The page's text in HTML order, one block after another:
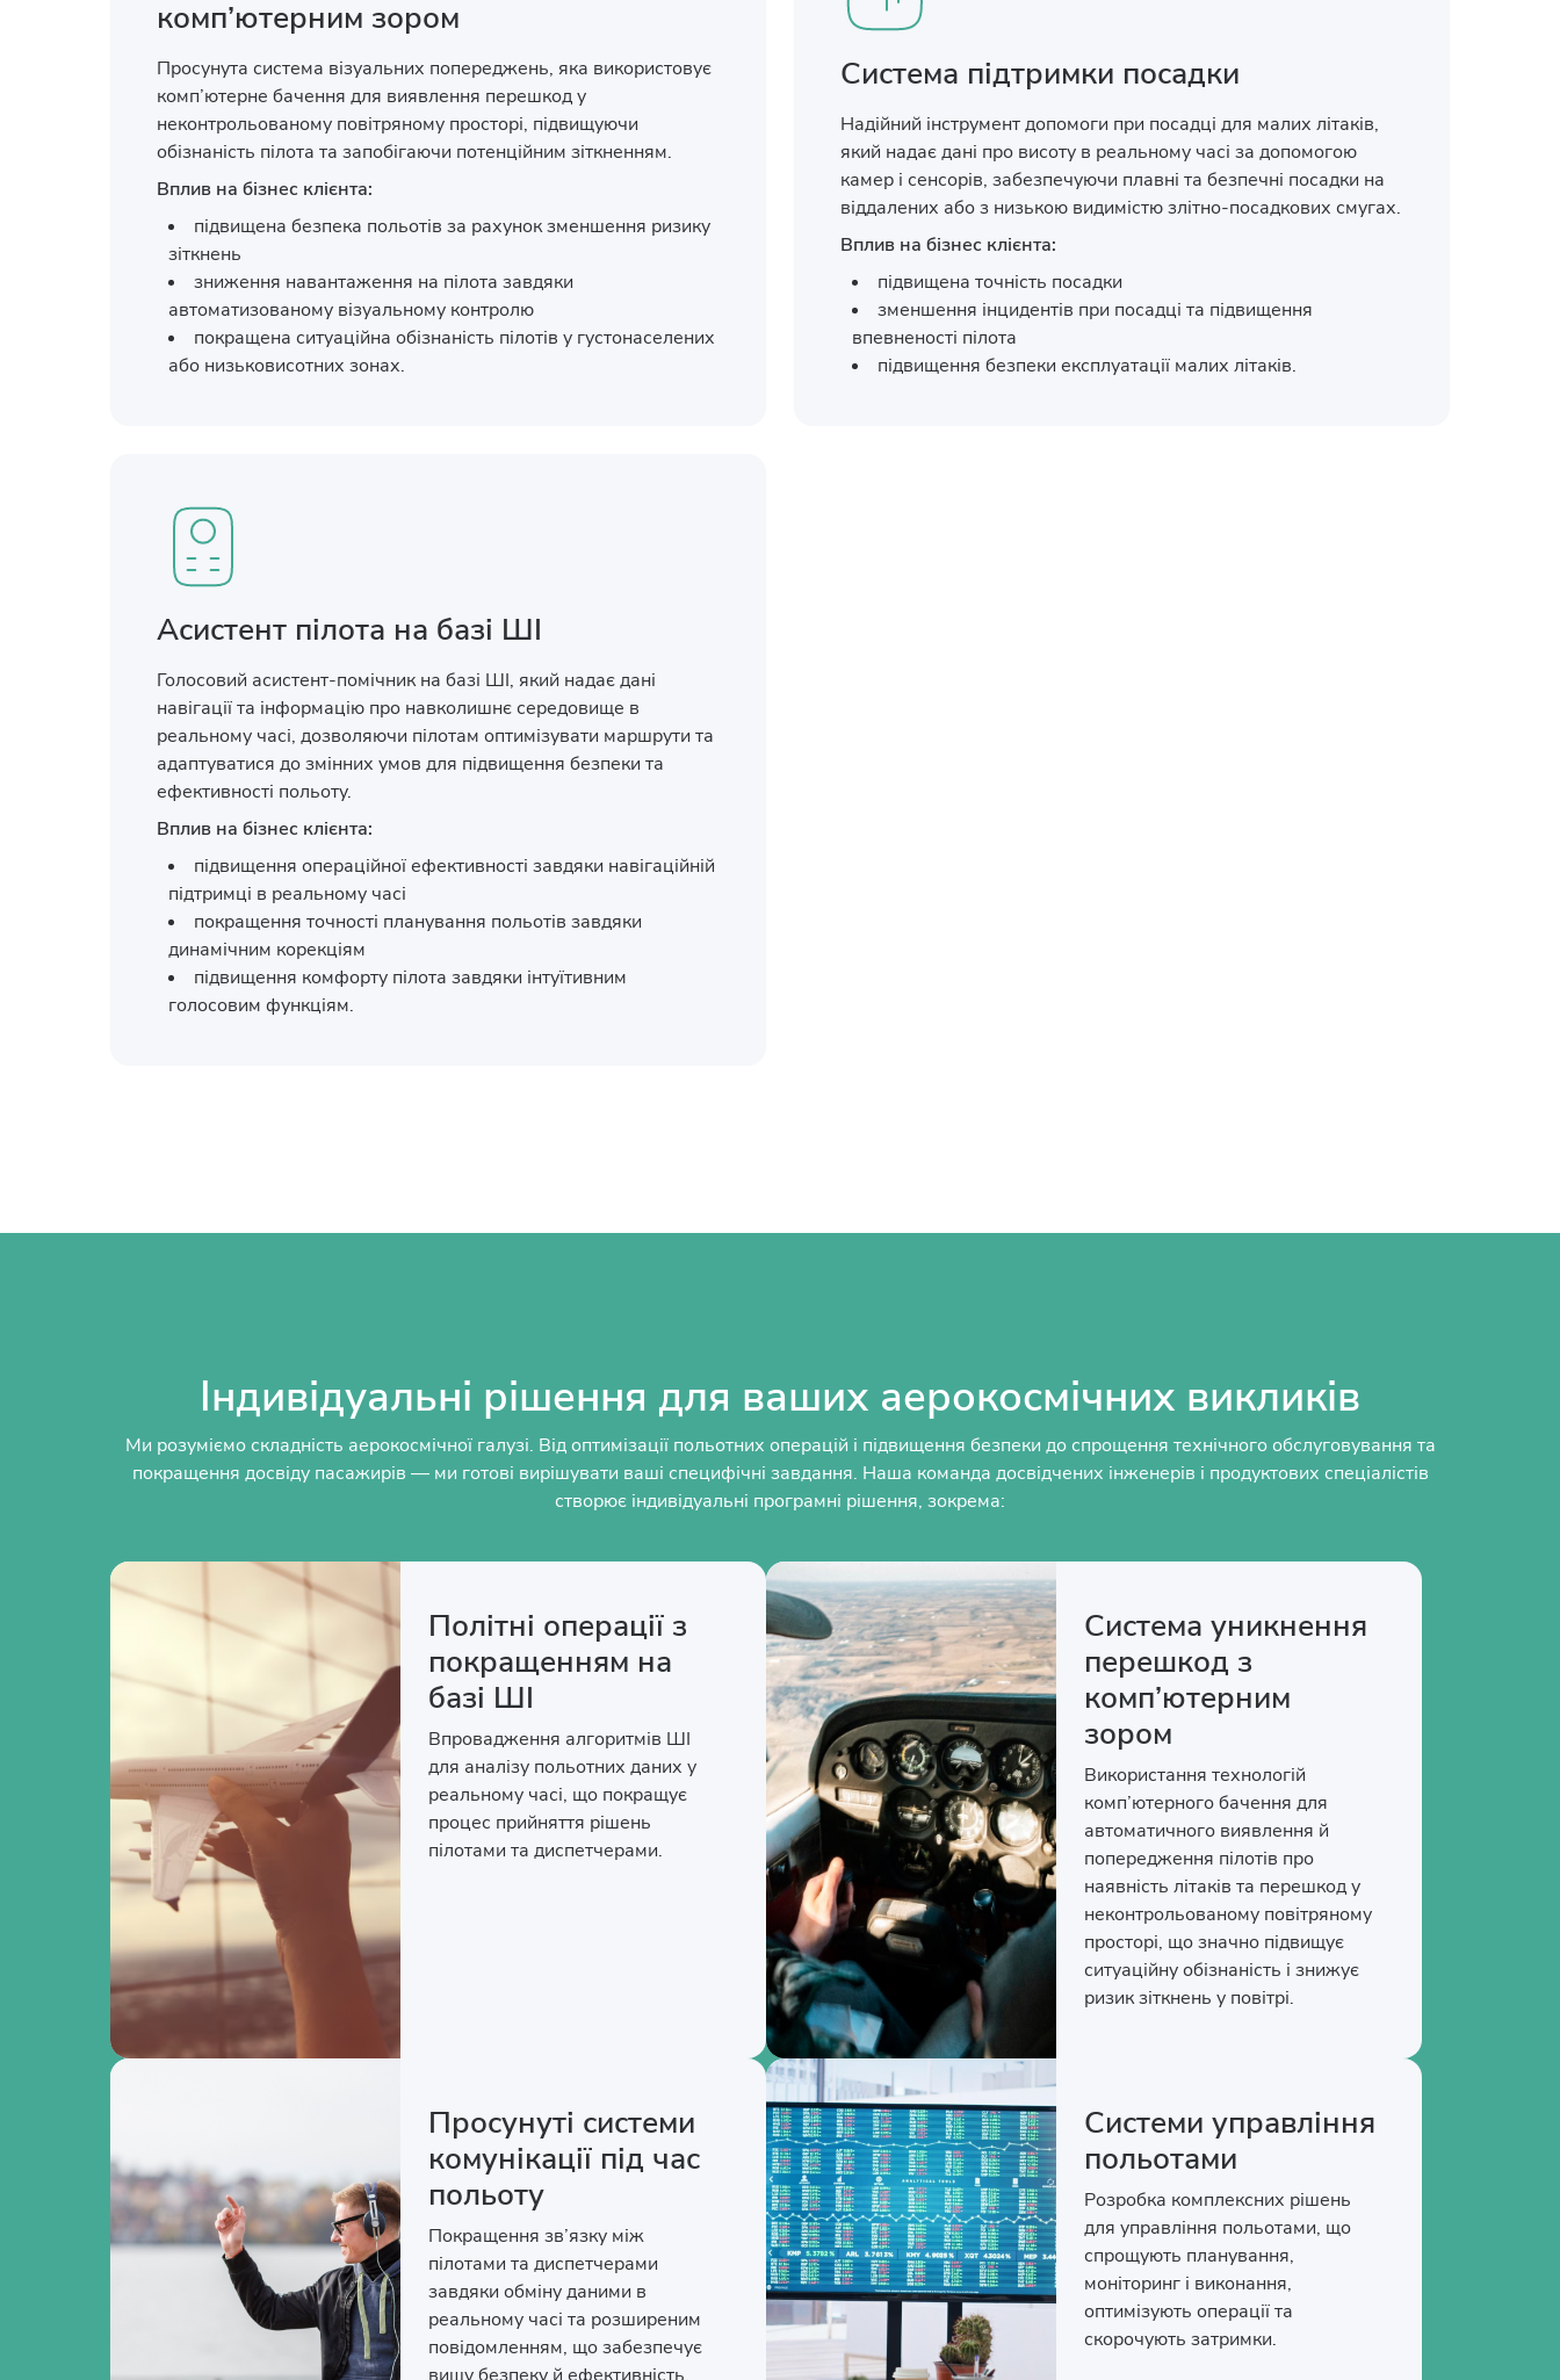
комп’ютерним зором
Просунута система візуальних попереджень, яка використовує
комп’ютерне бачення для виявлення перешкод у
неконтрольованому повітряному просторі, підвищуючи
обізнаність пілота та запобігаючи потенційним зіткненням.
Вплив на бізнес клієнта:
підвищена безпека польотів за рахунок зменшення ризику
зіткнень
зниження навантаження на пілота завдяки
автоматизованому візуальному контролю
покращена ситуаційна обізнаність пілотів у густонаселених
або низьковисотних зонах.
Система підтримки посадки
Надійний інструмент допомоги при посадці для малих літаків,
який надає дані про висоту в реальному часі за допомогою
камер і сенсорів, забезпечуючи плавні та безпечні посадки на
віддалених або з низькою видимістю злітно-посадкових смугах.
Вплив на бізнес клієнта:
підвищена точність посадки
зменшення інцидентів при посадці та підвищення
впевненості пілота
підвищення безпеки експлуатації малих літаків.
Асистент пілота на базі ШІ
Голосовий асистент-помічник на базі ШІ, який надає дані
навігації та інформацію про навколишнє середовище в
реальному часі, дозволяючи пілотам оптимізувати маршрути та
адаптуватися до змінних умов для підвищення безпеки та
ефективності польоту.
Вплив на бізнес клієнта:
підвищення операційної ефективності завдяки навігаційній
підтримці в реальному часі
покращення точності планування польотів завдяки
динамічним корекціям
підвищення комфорту пілота завдяки інтуїтивним
голосовим функціям.
Індивідуальні рішення для ваших аерокосмічних викликів
Ми розуміємо складність аерокосмічної галузі. Від оптимізації польотних операцій і підвищення безпеки до спрощення технічного обслуговування та
покращення досвіду пасажирів — ми готові вирішувати ваші специфічні завдання. Наша команда досвідчених інженерів і продуктових спеціалістів
створює індивідуальні програмні рішення, зокрема:
Політні операції з
покращенням на
базі ШІ
Впровадження алгоритмів ШІ
для аналізу польотних даних у
реальному часі, що покращує
процес прийняття рішень
пілотами та диспетчерами.
Система уникнення
перешкод з
комп’ютерним
зором
Використання технологій
комп’ютерного бачення для
автоматичного виявлення й
попередження пілотів про
наявність літаків та перешкод у
неконтрольованому повітряному
просторі, що значно підвищує
ситуаційну обізнаність і знижує
ризик зіткнень у повітрі.
Просунуті системи
комунікації під час
польоту
Покращення зв’язку між
пілотами та диспетчерами
завдяки обміну даними в
реальному часі та розширеним
повідомленням, що забезпечує
Системи управління
польотами
Розробка комплексних рішень
для управління польотами, що
спрощують планування,
моніторинг і виконання,
оптимізують операції та
скорочують затримки.